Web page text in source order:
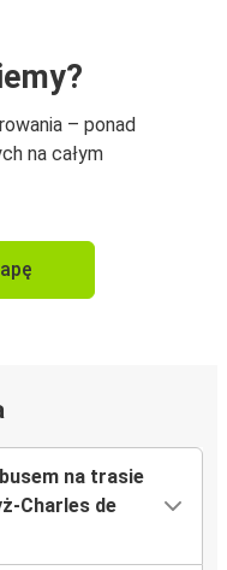
– ponad
na całym
na trasie
Charles de